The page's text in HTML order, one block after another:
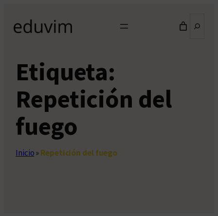
contenido
Etiqueta:
Repetición del
fuego
Inicio»Repetición del fuego